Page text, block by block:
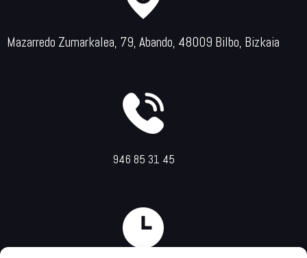
Mazarredo Zumarkalea, 79, Abando, 48009 Bilbo, Bizkaia
946 85 31 45